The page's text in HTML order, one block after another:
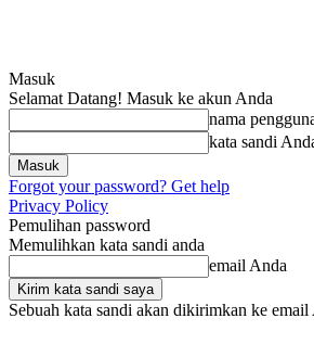
Masuk
Selamat Datang! Masuk ke akun Anda
nama
kata sandi
Forgot your password? Get help
Privacy Policy
Pemulihan password
Memulihkan kata sandi anda
email Anda
Sebuah kata sandi akan dikirimkan ke email